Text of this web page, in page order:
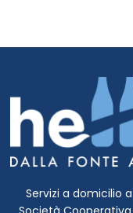
Servizi a domicilio